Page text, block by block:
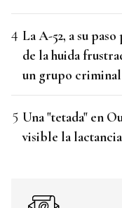
La A-52, a su
de la huida
un grupo criminal
Una "tetada" en
visible la lactancia